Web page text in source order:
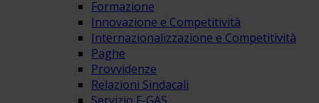
Formazione
Innovazione e Competitività
Internazionalizzazione e Competitività
Paghe
Provvidenze
Relazioni Sindacali